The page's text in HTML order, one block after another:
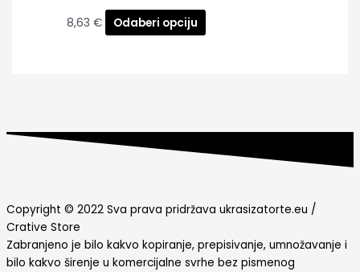
8,63 € Odaberi opciju
Copyright © 2022 Sva prava pridržava ukrasizatorte.eu /
Crative Store
Zabranjeno je bilo kakvo kopiranje, prepisivanje, umnožavanje i
bilo kakvo širenje u komercijalne svrhe bez pismenog